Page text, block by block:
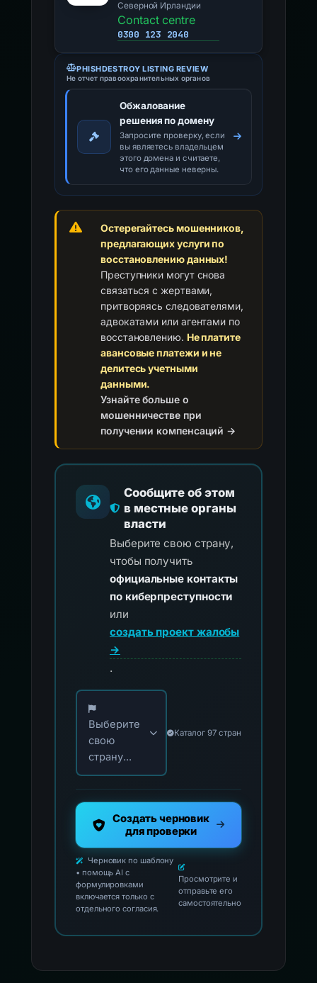
Северной Ирландии
Contact centre
0300 123 2040
PHISHDESTROY LISTING REVIEW
Не отчет правоохранительных органов
Обжалование
решения по домену
Запросите проверку, если
вы являетесь владельцем
этого домена и считаете,
что его данные неверны.
Остерегайтесь мошенников,
предлагающих услуги по
восстановлению данных!
Преступники могут снова
связаться с жертвами,
притворяясь следователями,
адвокатами или агентами по
восстановлению. Не платите
авансовые платежи и не
делитесь учетными
данными.
Узнайте больше о
мошенничестве при
получении компенсаций →
Сообщите об этом
в местные органы
власти
Выберите свою страну,
чтобы получить
официальные контакты
по киберпреступности
или
создать проект жалобы
→
.
Выберите свою страну для официальных
Выберите
свою
страну...
Каталог 97 стран
Создать черновик
для проверки
Черновик по шаблону
• помощь AI с
формулировками
включается только с
отдельного согласия.
Просмотрите и
отправьте его
самостоятельно